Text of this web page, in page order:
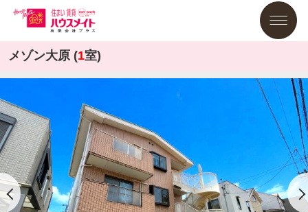
メゾン大原 (1室)